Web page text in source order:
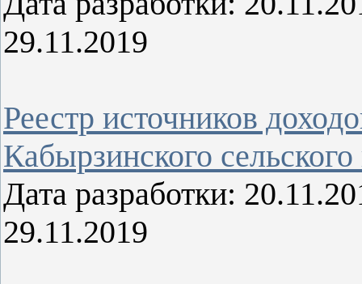
29.11.2019
Реестр источников
Кабырзинского
Дата разработки:
29.11.2019